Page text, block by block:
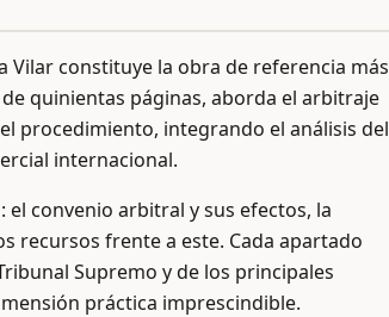
Vilar constituye la obra de referencia más
quinientas páginas, aborda el arbitraje
procedimiento, integrando el análisis del
internacional.
convenio arbitral y sus efectos, la
recursos frente a este. Cada apartado
Supremo y de los principales
práctica imprescindible.